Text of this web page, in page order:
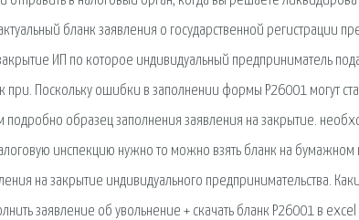
бланк заявления о государственной регистрации
ИП по которое индивидуальный предприниматель
при. Поскольку ошибки в заполнении формы Р26001 могут
подробно образец заполнения заявления на закрытие.
инспекцию нужно то можно взять бланк на бумажном
на закрытие индивидуального предпринимательства.
заявление об увольнение + скачать бланк Р26001 в